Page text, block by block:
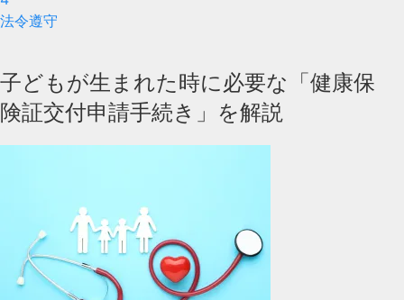
法令遵守
子どもが生まれた時に必要な「健康保
険証交付申請手続き」を解説